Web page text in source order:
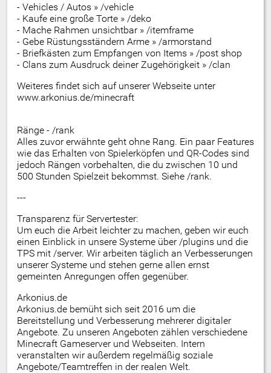
- Vehicles / Autos » /vehicle
- Kaufe eine große Torte » /deko
- Mache Rahmen unsichtbar » /itemframe
- Gebe Rüstungsständern Arme » /armorstand
- Briefkästen zum Empfangen von Items » /post shop
- Clans zum Ausdruck deiner Zugehörigkeit » /clan
Weiteres findet sich auf unserer Webseite unter
www.arkonius.de/minecraft
Ränge - /rank
Alles zuvor erwähnte geht ohne Rang. Ein paar Features
wie das Erhalten von Spielerköpfen und QR-Codes sind
jedoch Rängen vorbehalten, die du zwischen 10 und
500 Stunden Spielzeit bekommst. Siehe /rank.
---
Transparenz für Servertester:
Um euch die Arbeit leichter zu machen, geben wir euch
einen Einblick in unsere Systeme über /plugins und die
TPS mit /server. Wir arbeiten täglich an Verbesserungen
unserer Systeme und stehen gerne allen ernst
gemeinten Anregungen offen gegenüber.
Arkonius.de
Arkonius.de bemüht sich seit 2016 um die
Bereitstellung und Verbesserung mehrerer digitaler
Angebote. Zu unseren Angeboten zählen verschiedene
Minecraft Gameserver und Webseiten. Intern
veranstalten wir außerdem regelmäßig soziale
Angebote/Teamtreffen in der realen Welt.